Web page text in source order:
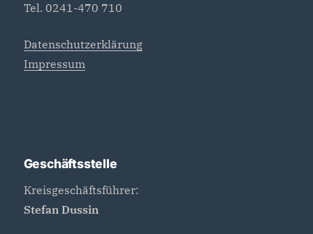
Tel. 0241-470 710
Datenschutzerklärung
Impressum
Geschäftsstelle
Kreisgeschäftsführer:
Stefan Dussin